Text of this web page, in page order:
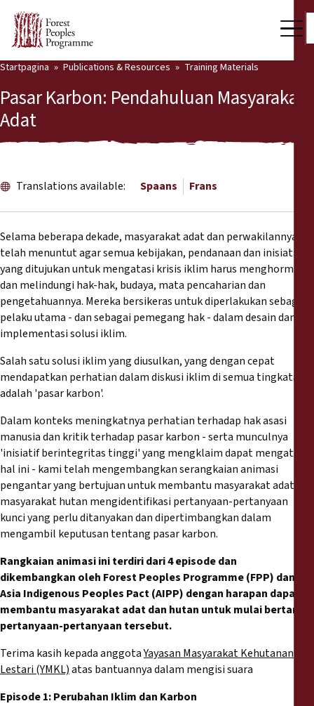
Who we are
Press Room
Support Us
Our Work
Community Voices
Partners & Countries
Publications & Resources
Publications & Resources
News
Reports
Press Releases
Training Materials
Briefing Papers
Legal Submissions
Declarations
Annual Reports
Startpagina Publications & Resources Training Materials
Pasar Karbon: Pendahuluan Masyarakat
Adat
Translations available: Spaans Frans
Selama beberapa dekade, masyarakat adat dan perwakilannya
telah menuntut agar semua kebijakan, pendanaan dan inisiatif
yang ditujukan untuk mengatasi krisis iklim harus menghormati
dan melindungi hak-hak, budaya, mata pencaharian dan
pengetahuannya. Mereka bersikeras untuk diperlakukan sebagai
pelaku utama - dan sebagai pemegang hak - dalam desain dan
implementasi solusi iklim.
Salah satu solusi iklim yang diusulkan, yang dengan cepat
mendapatkan perhatian dalam diskusi iklim di semua tingkatan,
adalah 'pasar karbon'.
Dalam konteks meningkatnya perhatian terhadap hak asasi
manusia dan kritik terhadap pasar karbon - serta munculnya
'inisiatif berintegritas tinggi' yang mengklaim dapat mengatasi
hal ini - kami telah mengembangkan serangkaian animasi
pengantar yang bertujuan untuk membantu masyarakat adat dan
masyarakat hutan mengidentifikasi pertanyaan-pertanyaan
kunci yang perlu ditanyakan dan dipertimbangkan dalam
mengambil keputusan tentang pasar karbon.
Rangkaian animasi ini terdiri dari 4 episode dan
dikembangkan oleh Forest Peoples Programme (FPP) dan
Asia Indigenous Peoples Pact (AIPP) dengan harapan dapat
membantu masyarakat adat dan hutan untuk mulai bertanya
pertanyaan-pertanyaan tersebut.
Terima kasih kepada anggotaYayasan Masyarakat Kehutanan
Lestari (YMKL)atas bantuannya dalam mengisi suara
Episode 1: Perubahan Iklim dan Karbon